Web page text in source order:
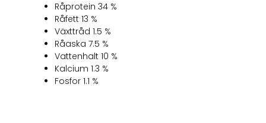
Råprotein 34 %
Råfett 13 %
Växttråd 1.5 %
Råaska 7.5 %
Vattenhalt 10 %
Kalcium 1.3 %
Fosfor 1.1 %